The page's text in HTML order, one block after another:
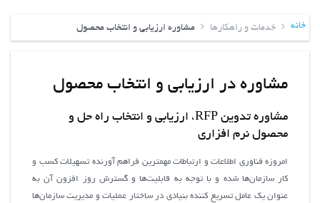
خانه خدمات و راهکارها مشاوره ارزیابی و انتخاب محصول
مشاوره در ارزیابی و انتخاب محصول
مشاوره تدوین RFP، ارزیابی و انتخاب راه حل و
محصول نرم افزاری
امروزه فناوري اطلاعات و ارتباطات مهمترين فراهم آورنده تسهيلات كسب و
كار سازمان‌ها شده و با توجه به قابليت‌ها و گسترش روز افزون آن به
عنوان يك عامل تسريع كننده بنيادي در ساختار عمليات و مديريت سازمان‌ها